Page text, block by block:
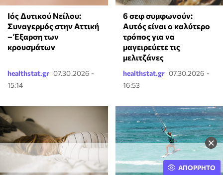
×
Ιός Δυτικού Νείλου:
Συναγερμός στην Αττική
– Έξαρση των
κρουσμάτων
healthstat.gr 07.30.2026 -
15:14
6 σεφ συμφωνούν:
Αυτός είναι ο καλύτερο
τρόπος για να
μαγειρεύετε τις
μελιτζάνες
healthstat.gr 07.30.2026 -
16:53
ΑΠΟΡΡΗΤΟ